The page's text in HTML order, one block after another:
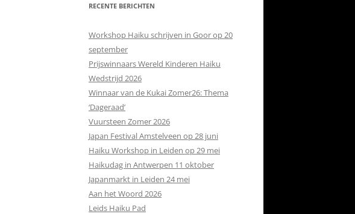
RECENTE BERICHTEN
Workshop Haiku schrijven in Goor op 20
september
Prijswinnaars Wereld Kinderen Haiku
Wedstrijd 2026
Winnaar van de Kukai Zomer26: Thema
‘Dageraad’
Vuursteen Zomer 2026
Japan Festival Amstelveen op 28 juni
Haiku Workshop in Leiden op 29 mei
Haikudag in Antwerpen 11 oktober
Japanmarkt in Leiden 24 mei
Aan het Woord 2026
Leids Haiku Pad